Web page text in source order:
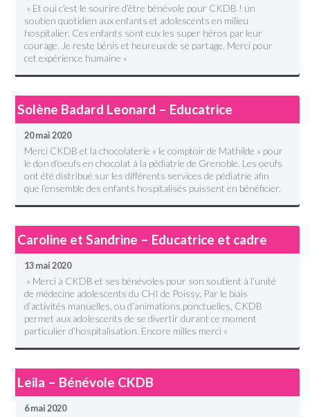
» Et oui c’est le sourire d’être bénévole pour CKDB ! un
soutien quotidien aux enfants et adolescents en milieu
hospitalier. Ces enfants sont eux les super héros par leur
courage. Je reste bénis et heureux de se partage. Merci pour
cet expérience humaine «
Solène Badard Leonard – Educatrice
20 mai 2020
Merci CKDB et la chocolaterie « le comptoir de Mathilde » pour
le don d’oeufs en chocolat à la pédiatrie de Grenoble. Les oeufs
ont été distribué sur les différents services de pédiatrie afin
que l’ensemble des enfants hospitalisés puissent en bénéficier.
Caroline et Sandrine – Educatrice et cadre
13 mai 2020
» Merci à CKDB et ses bénévoles pour son soutient à l’unité
de médecine adolescents du CHI de Poissy. Par le biais
d’activités manuelles, ou d’animations ponctuelles, CKDB
permet aux adolescents de se divertir durant ce moment
particulier d’hospitalisation. Encore milles merci «
Leila – Bénévole CKDB
6 mai 2020